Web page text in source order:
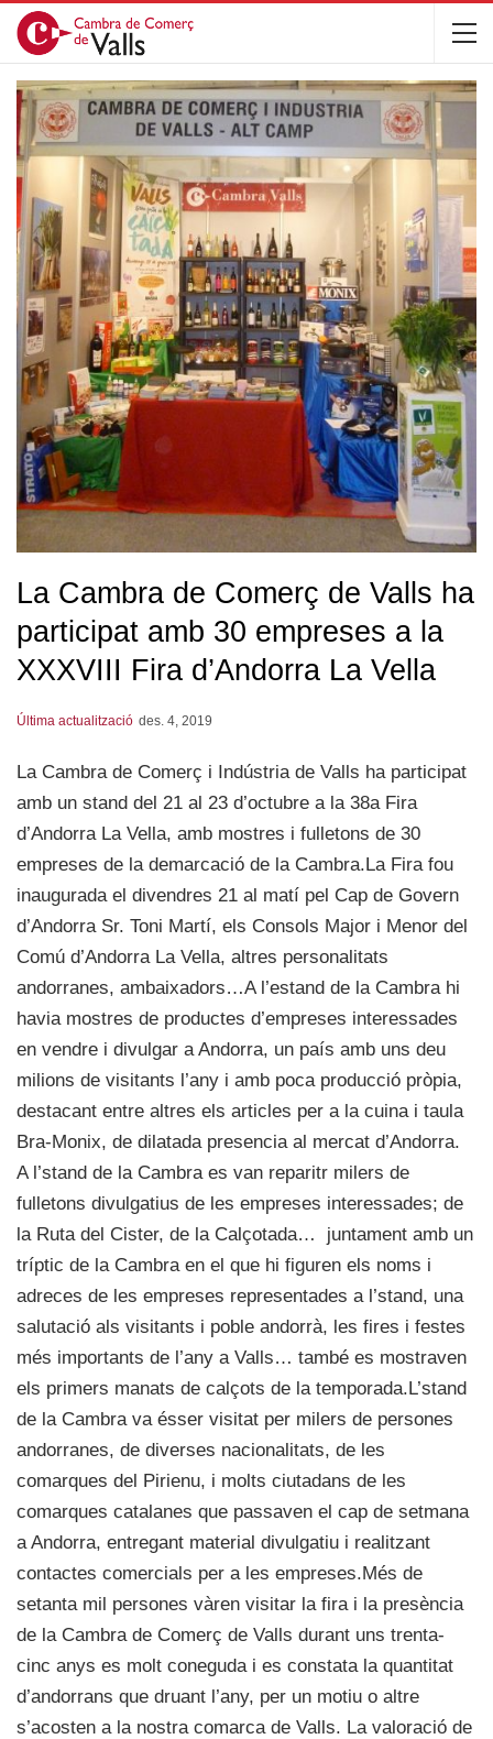
La Cambra de Comerç de Valls ha
participat amb 30 empreses a la
XXXVIII Fira d’Andorra La Vella
Última actualització des. 4, 2019
La Cambra de Comerç i Indústria de Valls ha participat
amb un stand del 21 al 23 d’octubre a la 38a Fira
d’Andorra La Vella, amb mostres i fulletons de 30
empreses de la demarcació de la Cambra.La Fira fou
inaugurada el divendres 21 al matí pel Cap de Govern
d’Andorra Sr. Toni Martí, els Consols Major i Menor del
Comú d’Andorra La Vella, altres personalitats
andorranes, ambaixadors…A l’estand de la Cambra hi
havia mostres de productes d’empreses interessades
en vendre i divulgar a Andorra, un país amb uns deu
milions de visitants l’any i amb poca producció pròpia,
destacant entre altres els articles per a la cuina i taula
Bra-Monix, de dilatada presencia al mercat d’Andorra.
A l’stand de la Cambra es van reparitr milers de
fulletons divulgatius de les empreses interessades; de
la Ruta del Cister, de la Calçotada… juntament amb un
tríptic de la Cambra en el que hi figuren els noms i
adreces de les empreses representades a l’stand, una
salutació als visitants i poble andorrà, les fires i festes
més importants de l’any a Valls… també es mostraven
els primers manats de calçots de la temporada.L’stand
de la Cambra va ésser visitat per milers de persones
andorranes, de diverses nacionalitats, de les
comarques del Pirienu, i molts ciutadans de les
comarques catalanes que passaven el cap de setmana
a Andorra, entregant material divulgatiu i realitzant
contactes comercials per a les empreses.Més de
setanta mil persones vàren visitar la fira i la presència
de la Cambra de Comerç de Valls durant uns trenta-
cinc anys es molt coneguda i es constata la quantitat
d’andorrans que druant l’any, per un motiu o altre
s’acosten a la nostra comarca de Valls. La valoració de